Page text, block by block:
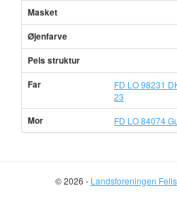
Masket
Øjenfarve
Pels struktur
Far
FD LO 98231
23
Mor FD LO 84074
© 2026 - Landsforeningen